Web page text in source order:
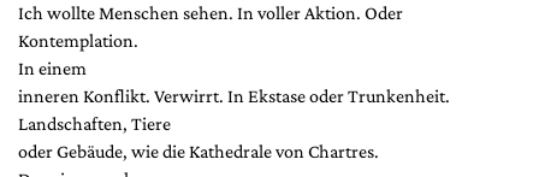
Ich wollte Menschen sehen. In voller Aktion. Oder
Kontemplation.
In einem
inneren Konflikt. Verwirrt. In Ekstase oder Trunkenheit.
Landschaften, Tiere
oder Gebäude, wie die Kathedrale von Chartres.